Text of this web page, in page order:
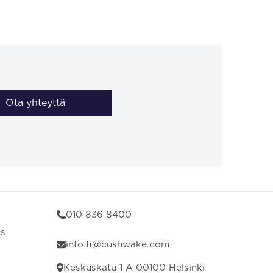
Ota yhteyttä
010 836 8400
info.fi@cushwake.com
Keskuskatu 1 A 00100 Helsinki